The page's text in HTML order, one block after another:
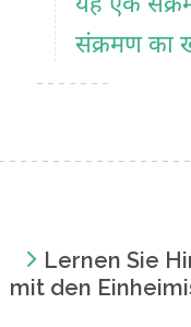
संक्रमण का
Lernen Sie
mit den